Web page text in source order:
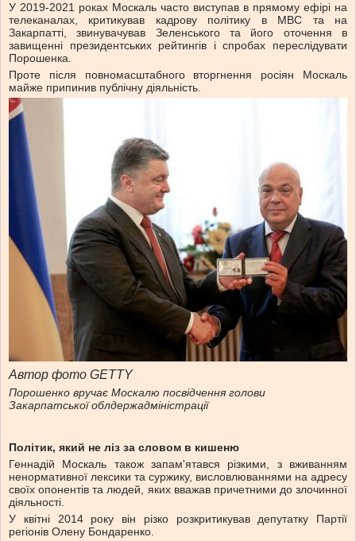
У 2019-2021 роках Москаль часто виступав в прямому ефірі на
телеканалах, критикував кадрову політику в МВС та на
Закарпатті, звинувачував Зеленського та його оточення в
завищенні президентських рейтингів і спробах переслідувати
Порошенка.
Проте після повномасштабного вторгнення росіян Москаль
майже припинив публічну діяльність.
Автор фото GETTY
Порошенко вручає Москалю посвідчення голови
Закарпатської облдержадміністрації
Політик, який не ліз за словом в кишеню
Геннадій Москаль також запам'ятався різкими, з вживанням
ненормативної лексики та суржику, висловлюваннями на адресу
своїх опонентів та людей, яких вважав причетними до злочинної
діяльності.
У квітні 2014 року він різко розкритикував депутатку Партії
регіонів Олену Бондаренко.